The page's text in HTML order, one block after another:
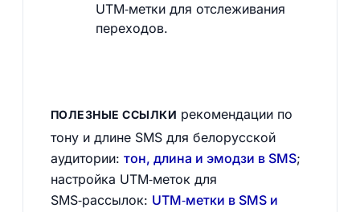
UTM‑метки для отслеживания
переходов.
ПОЛЕЗНЫЕ ССЫЛКИ рекомендации по
тону и длине SMS для белорусской
аудитории: тон, длина и эмодзи в SMS;
настройка UTM‑меток для
SMS‑рассылок: UTM‑метки в SMS и